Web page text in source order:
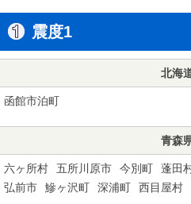
震度1
北海
函館市泊町
青森
六ヶ所村 五所川原市 今別町 蓬田
弘前市
鰺ヶ沢町 深浦町 西目屋村